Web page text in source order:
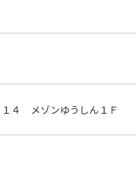
４ メゾンゆうしん１Ｆ